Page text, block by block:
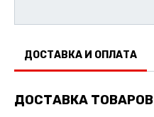
ДОСТАВКА И ОПЛАТА
ДОСТАВКА ТОВАРОВ